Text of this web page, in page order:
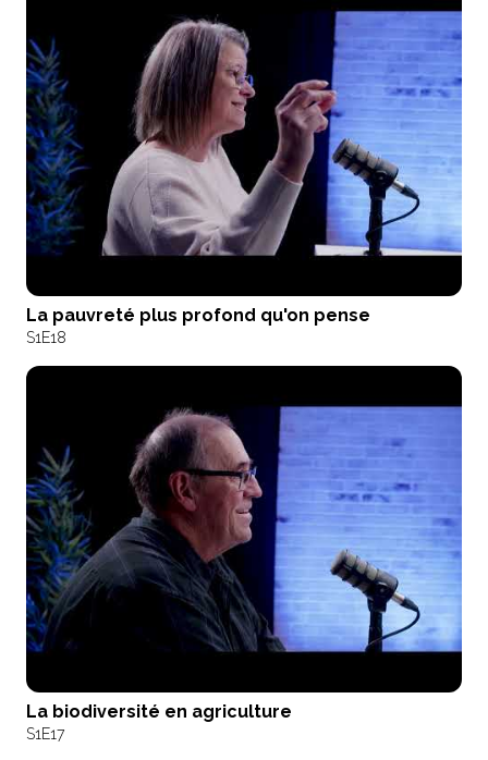
La pauvreté plus profond qu'on pense
S1E18
La biodiversité en agriculture
S1E17